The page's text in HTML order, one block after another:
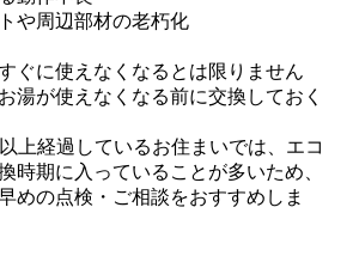
や周辺部材の老朽化
ぐに使えなくなるとは限りません
湯が使えなくなる前に交換しておく
上経過しているお住まいでは、エコ
時期に入っていることが多いため、
めの点検・ご相談をおすすめしま